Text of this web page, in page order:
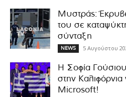
Μυστράς:
του σε
σύνταξη
NEWS 5 Αυγούστου
Η Σοφία
στην Καλιφόρνια
Microsoft!